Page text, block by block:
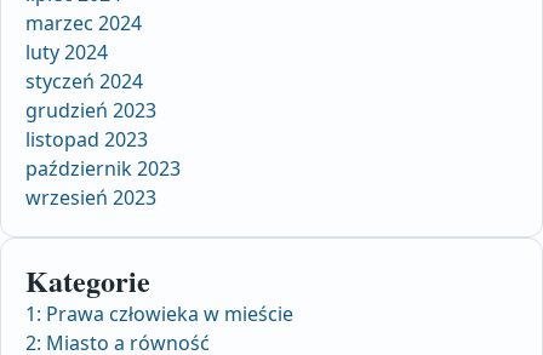
marzec 2024
luty 2024
styczeń 2024
grudzień 2023
listopad 2023
październik 2023
wrzesień 2023
Kategorie
1: Prawa człowieka w mieście
2: Miasto a równość